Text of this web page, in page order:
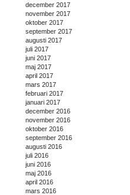
december 2017
november 2017
oktober 2017
september 2017
augusti 2017
juli 2017
juni 2017
maj 2017
april 2017
mars 2017
februari 2017
januari 2017
december 2016
november 2016
oktober 2016
september 2016
augusti 2016
juli 2016
juni 2016
maj 2016
april 2016
mars 2016